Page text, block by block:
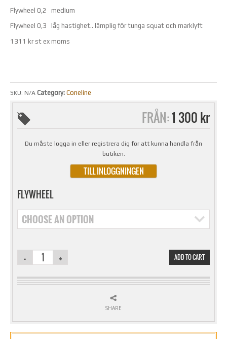
Flywheel 0,2 medium
Flywheel 0,3 låg hastighet.. lämplig för tunga squat och marklyft
1311 kr st ex moms
SKU: N/A Category: Coneline
FRÅN:1 300 kr
Du måste logga in eller registrera dig för att kunna handla från
butiken.
TILL INLOGGNINGEN
FLYWHEEL
CHOOSE AN OPTION
ADD TO CART
SHARE